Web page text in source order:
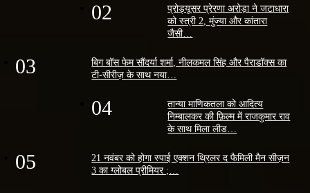
02
प्रोड्यूसर प्रेरणा अरोड़ा ने जटाधारा
को स्त्री 2, मुंज्या और कांतारा
जैसी…
03
बिग बॉस फेम सौंदर्या शर्मा, नीलकमल सिंह और पैराडॉक्स का
टी-सीरीज़ के साथ नया…
04
तान्या माणिकतला को आदित्य
निम्बालकर की फ़िल्म में राजकुमार राव
के साथ मिला लीड…
05
21 नवंबर को होगा स्पाई एक्शन थ्रिलर द फैमिली मैन सीज़न
3 का ग्लोबल प्रीमियर ;…